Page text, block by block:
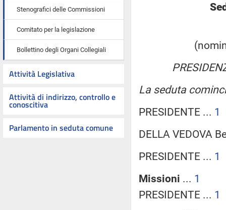
Stenografici delle Commissioni
Comitato per la legislazione
Bollettino degli Organi Collegiali
Attività Legislativa
Attività di indirizzo, controllo e
conoscitiva
Parlamento in seduta comune
La seduta
PRESIDENTE ... 1
DELLA VEDOVA
PRESIDENTE ... 1
Missioni ... 1
PRESIDENTE ... 1